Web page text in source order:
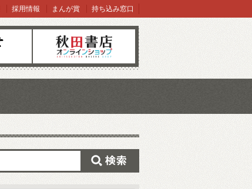
オンラインショップ
採用情報 まんが賞 持ち込み窓口